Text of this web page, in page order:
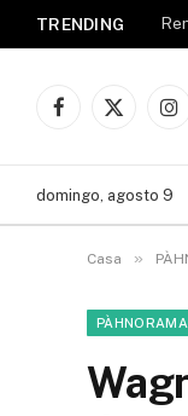
TRENDING
Facebook
X
domingo, agosto 9
Casa »
PÀHNORAMA